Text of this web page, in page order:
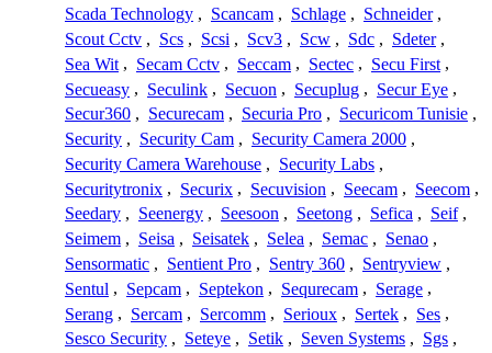
Scada Technology , Scancam , Schlage , Schneider ,
Scout Cctv , Scs , Scsi , Scv3 , Scw , Sdc , Sdeter ,
Sea Wit , Secam Cctv , Seccam , Sectec , Secu First ,
Secueasy , Seculink , Secuon , Secuplug , Secur Eye ,
Secur360 , Securecam , Securia Pro , Securicom Tunisie ,
Security , Security Cam , Security Camera 2000 ,
Security Camera Warehouse , Security Labs ,
Securitytronix , Securix , Secuvision , Seecam , Seecom ,
Seedary , Seenergy , Seesoon , Seetong , Sefica , Seif ,
Seimem , Seisa , Seisatek , Selea , Semac , Senao ,
Sensormatic , Sentient Pro , Sentry 360 , Sentryview ,
Sentul , Sepcam , Septekon , Sequrecam , Serage ,
Serang , Sercam , Sercomm , Serioux , Sertek , Ses ,
Sesco Security , Seteye , Setik , Seven Systems , Sgs ,